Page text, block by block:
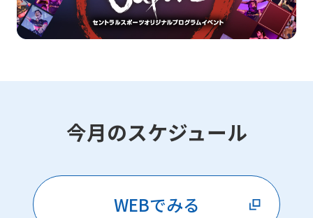
今月のスケジュール
WEBでみる